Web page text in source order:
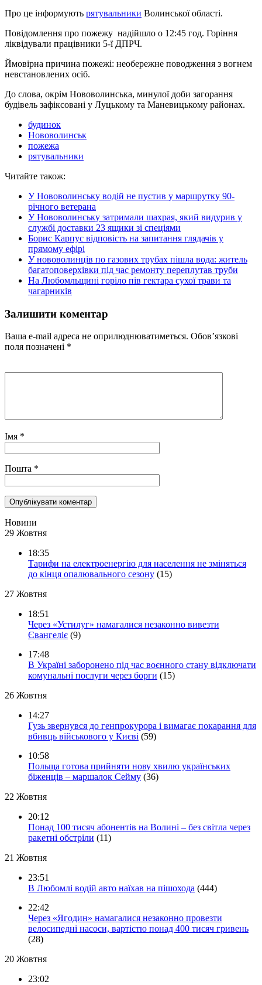
Про це інформують рятувальники Волинської області.
Повідомлення про пожежу надійшло о 12:45 год. Горіння
ліквідували працівники 5-ї ДПРЧ.
Ймовірна причина пожежі: необережне поводження з вогнем
невстановлених осіб.
До слова, окрім Нововолинська, минулої доби загорання
будівель зафіксовані у Луцькому та Маневицькому районах.
будинок
Нововолинськ
пожежа
рятувальники
Читайте також:
У Нововолинську водій не пустив у маршрутку 90-
річного ветерана
У Нововолинську затримали шахрая, який видурив у
службі доставки 23 ящики зі спеціями
Борис Карпус відповість на запитання глядачів у
прямому ефірі
У нововолинців по газових трубах пішла вода: житель
багатоповерхівки під час ремонту переплутав труби
На Любомльщині горіло пів гектара сухої трави та
чагарників
Залишити коментар
Ваша e-mail адреса не оприлюднюватиметься. Обов’язкові
поля позначені *
Імя *
Пошта *
Новини
29 Жовтня
18:35
Тарифи на електроенергію для населення не зміняться
до кінця опалювального сезону (15)
27 Жовтня
18:51
Через «Устилуг» намагалися незаконно вивезти
Євангеліє (9)
17:48
В Україні заборонено під час воєнного стану відключати
комунальні послуги через борги (15)
26 Жовтня
14:27
Гузь звернувся до генпрокурора і вимагає покарання для
вбивць військового у Києві (59)
10:58
Польща готова прийняти нову хвилю українських
біженців – маршалок Сейму (36)
22 Жовтня
20:12
Понад 100 тисяч абонентів на Волині – без світла через
ракетні обстріли (11)
21 Жовтня
23:51
В Любомлі водій авто наїхав на пішохода (444)
22:42
Через «Ягодин» намагалися незаконно провезти
велосипедні насоси, вартістю понад 400 тисяч гривень
(28)
20 Жовтня
23:02